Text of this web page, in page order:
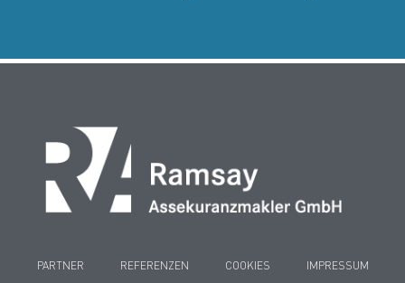
PARTNER REFERENZEN COOKIES IMPRESSUM